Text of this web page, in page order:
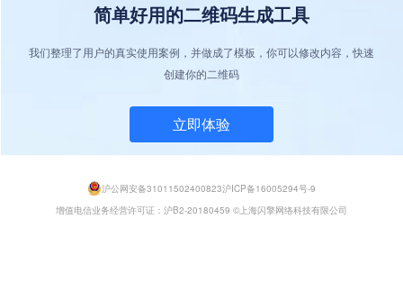
简单好用的二维码生成工具
我们整理了用户的真实使用案例，并做成了模板，你可以修改内容，快速
创建你的二维码
立即体验
沪公网安备31011502400823沪ICP备16005294号-9
增值电信业务经营许可证：沪B2-20180459 ©上海闪擎网络科技有限公司